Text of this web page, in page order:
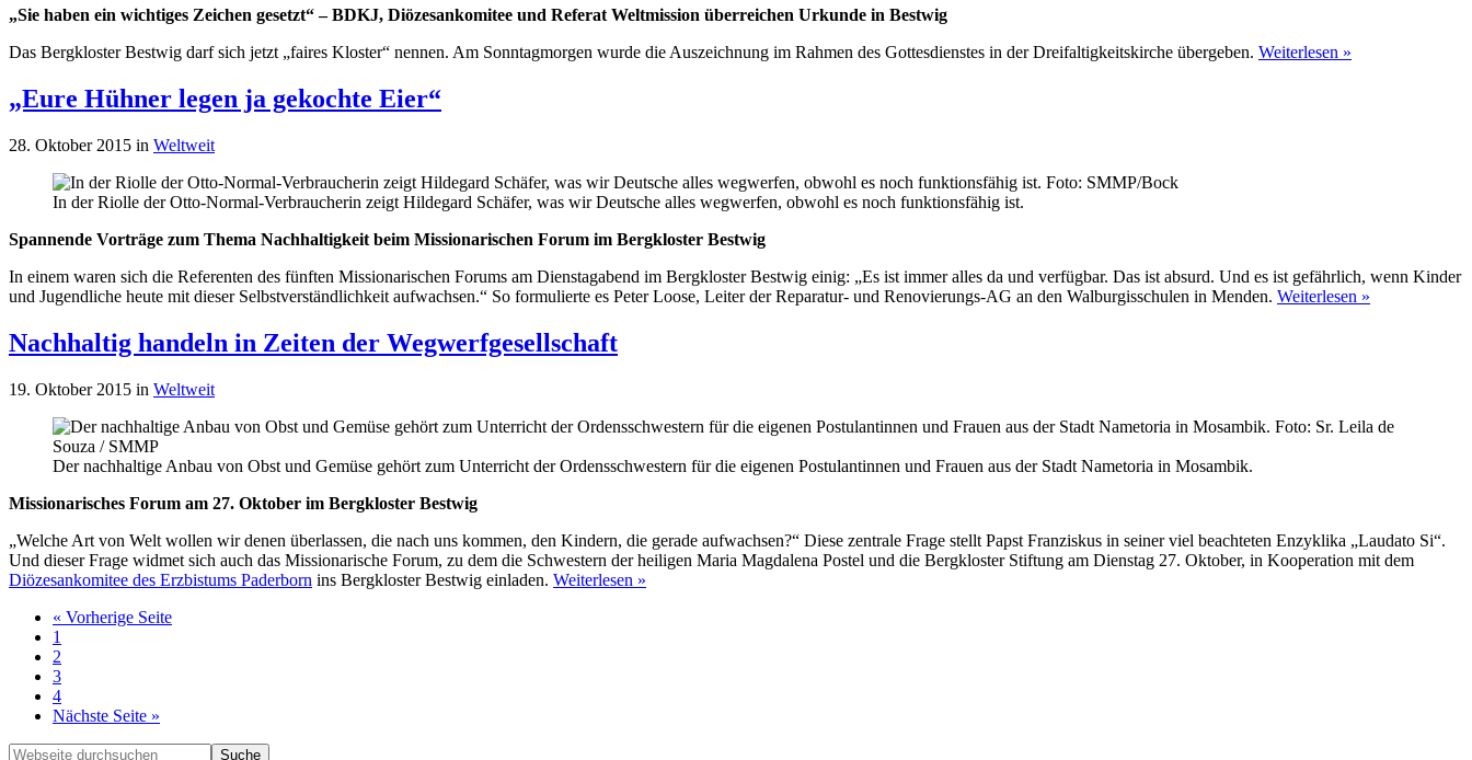
„Sie haben ein wichtiges Zeichen gesetzt“ – BDKJ, Diözesankomitee und Referat Weltmission überreichen Urkunde in Bestwig
Das Bergkloster Bestwig darf sich jetzt „faires Kloster“ nennen. Am Sonntagmorgen wurde die Auszeichnung im Rahmen des Gottesdienstes in der Dreifaltigkeitskirche übergeben. Weiterlesen »
„Eure Hühner legen ja gekochte Eier“
28. Oktober 2015 in Weltweit
In der Riolle der Otto-Normal-Verbraucherin zeigt Hildegard Schäfer, was wir Deutsche alles wegwerfen, obwohl es noch funktionsfähig ist.
Spannende Vorträge zum Thema Nachhaltigkeit beim Missionarischen Forum im Bergkloster Bestwig
In einem waren sich die Referenten des fünften Missionarischen Forums am Dienstagabend im Bergkloster Bestwig einig: „Es ist immer alles da und verfügbar. Das ist absurd. Und es ist gefährlich, wenn Kinder
und Jugendliche heute mit dieser Selbstverständlichkeit aufwachsen.“ So formulierte es Peter Loose, Leiter der Reparatur- und Renovierungs-AG an den Walburgisschulen in Menden. Weiterlesen »
Nachhaltig handeln in Zeiten der Wegwerfgesellschaft
19. Oktober 2015 in Weltweit
Der nachhaltige Anbau von Obst und Gemüse gehört zum Unterricht der Ordensschwestern für die eigenen Postulantinnen und Frauen aus der Stadt Nametoria in Mosambik.
Missionarisches Forum am 27. Oktober im Bergkloster Bestwig
„Welche Art von Welt wollen wir denen überlassen, die nach uns kommen, den Kindern, die gerade aufwachsen?“ Diese zentrale Frage stellt Papst Franziskus in seiner viel beachteten Enzyklika „Laudato Si“.
Und dieser Frage widmet sich auch das Missionarische Forum, zu dem die Schwestern der heiligen Maria Magdalena Postel und die Bergkloster Stiftung am Dienstag 27. Oktober, in Kooperation mit dem
Diözesankomitee des Erzbistums Paderborn ins Bergkloster Bestwig einladen. Weiterlesen »
« Vorherige Seiteaufrufen
Seite
1
Seite
2
Seite
3
Seite
4
Nächste Seite aufrufen
»
Webseite